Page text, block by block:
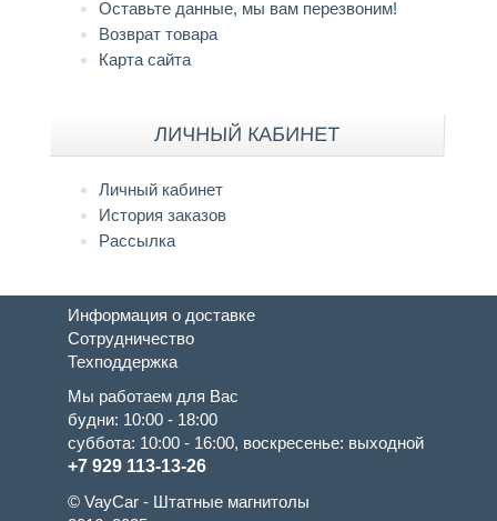
Оставьте данные, мы вам перезвоним!
Возврат товара
Карта сайта
ЛИЧНЫЙ КАБИНЕТ
Личный кабинет
История заказов
Рассылка
Информация о доставке
Сотрудничество
Техподдержка
Мы работаем для Вас
будни: 10:00 - 18:00
суббота: 10:00 - 16:00, воскресенье: выходной
+7 929 113-13-26
© VayCar - Штатные магнитолы